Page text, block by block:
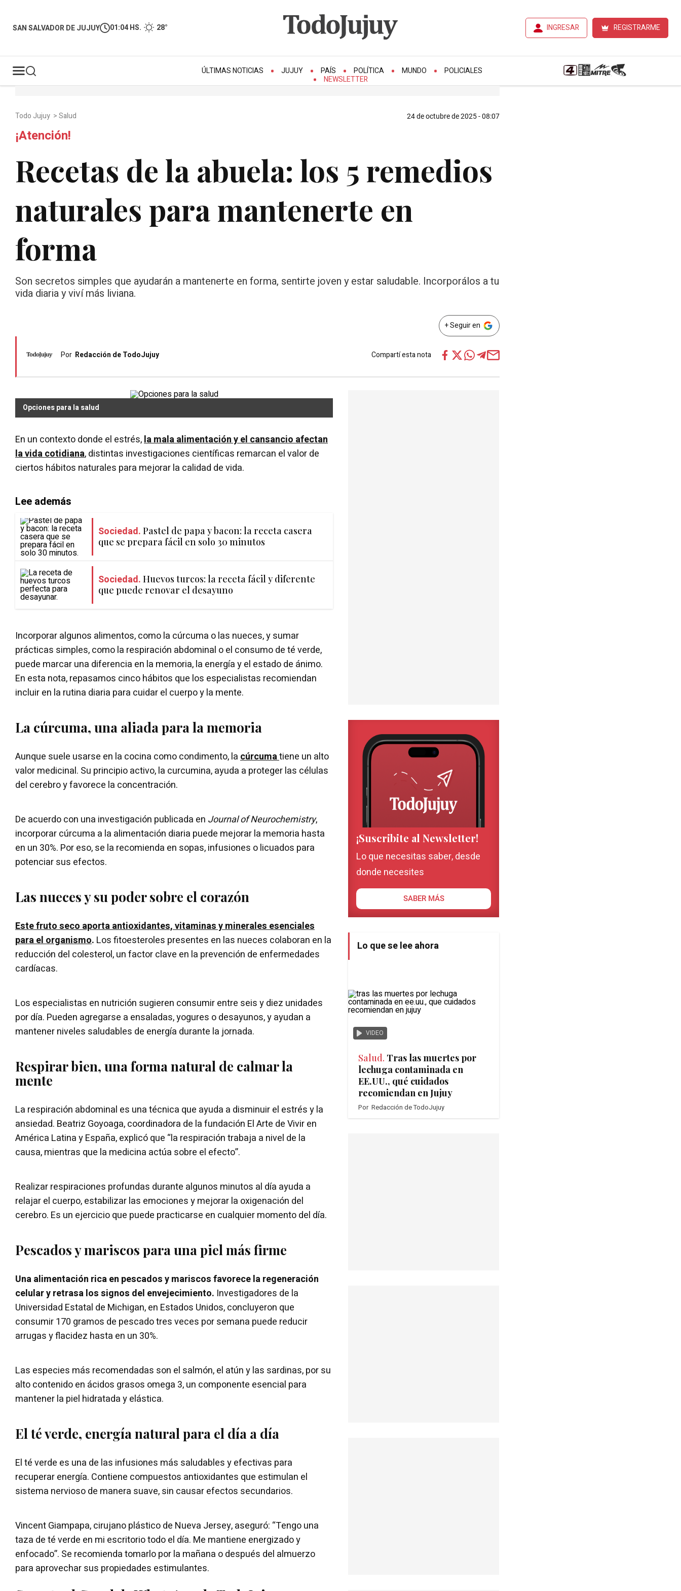
SAN SALVADOR DE JUJUY 01:04 HS. 28° INGRESAR REGISTRARME
ÚLTIMAS NOTICIAS JUJUY PAÍS POLÍTICA MUNDO
POLICIALES
NEWSLETTER
Todo Jujuy >Salud 24 de octubre de 2025 - 08:07
¡Atención!
Recetas de la abuela: los 5 remedios
naturales para mantenerte en
forma
Son secretos simples que ayudarán a mantenerte en forma, sentirte joven y estar saludable. Incorporálos a tu
vida diaria y viví más liviana.
+ Seguir en
Por Redacción de TodoJujuy Compartí esta nota
Opciones para la salud
En un contexto donde el estrés,la mala alimentación y el cansancio afectan
la vida cotidiana, distintas investigaciones científicas remarcan el valor de
ciertos hábitos naturales para mejorar la calidad de vida.
Lee además
Sociedad. Pastel de papa y bacon: la receta casera
que se prepara fácil en solo 30 minutos
Sociedad. Huevos turcos: la receta fácil y diferente
que puede renovar el desayuno
Incorporar algunos alimentos, como la cúrcuma o las nueces, y sumar
prácticas simples, como la respiración abdominal o el consumo de té verde,
puede marcar una diferencia en la memoria, la energía y el estado de ánimo.
En esta nota, repasamos cinco hábitos que los especialistas recomiendan
incluir en la rutina diaria para cuidar el cuerpo y la mente.
La cúrcuma, una aliada para la memoria
Aunque suele usarse en la cocina como condimento, lacúrcumatiene un alto
valor medicinal. Su principio activo, la curcumina, ayuda a proteger las células
del cerebro y favorece la concentración.
De acuerdo con una investigación publicada en Journal of Neurochemistry,
incorporar cúrcuma a la alimentación diaria puede mejorar la memoria hasta
en un 30%. Por eso, se la recomienda en sopas, infusiones o licuados para
potenciar sus efectos.
Las nueces y su poder sobre el corazón
Este fruto seco aporta antioxidantes, vitaminas y minerales esenciales
para el organismo. Los fitoesteroles presentes en las nueces colaboran en la
reducción del colesterol, un factor clave en la prevención de enfermedades
cardíacas.
Los especialistas en nutrición sugieren consumir entre seis y diez unidades
por día. Pueden agregarse a ensaladas, yogures o desayunos, y ayudan a
mantener niveles saludables de energía durante la jornada.
Respirar bien, una forma natural de calmar la
mente
La respiración abdominal es una técnica que ayuda a disminuir el estrés y la
ansiedad. Beatriz Goyoaga, coordinadora de la fundación El Arte de Vivir en
América Latina y España, explicó que “la respiración trabaja a nivel de la
causa, mientras que la medicina actúa sobre el efecto”.
Realizar respiraciones profundas durante algunos minutos al día ayuda a
relajar el cuerpo, estabilizar las emociones y mejorar la oxigenación del
cerebro. Es un ejercicio que puede practicarse en cualquier momento del día.
Pescados y mariscos para una piel más firme
Una alimentación rica en pescados y mariscos favorece la regeneración
celular y retrasa los signos del envejecimiento. Investigadores de la
Universidad Estatal de Michigan, en Estados Unidos, concluyeron que
consumir 170 gramos de pescado tres veces por semana puede reducir
arrugas y flacidez hasta en un 30%.
Las especies más recomendadas son el salmón, el atún y las sardinas, por su
alto contenido en ácidos grasos omega 3, un componente esencial para
mantener la piel hidratada y elástica.
El té verde, energía natural para el día a día
El té verde es una de las infusiones más saludables y efectivas para
recuperar energía. Contiene compuestos antioxidantes que estimulan el
sistema nervioso de manera suave, sin causar efectos secundarios.
Vincent Giampapa, cirujano plástico de Nueva Jersey, aseguró: “Tengo una
taza de té verde en mi escritorio todo el día. Me mantiene energizado y
enfocado”. Se recomienda tomarlo por la mañana o después del almuerzo
para aprovechar sus propiedades estimulantes.
¡Suscribite al Newsletter!
Lo que necesitas saber, desde
donde necesites
SABER MÁS
Lo que se lee ahora
VIDEO
Salud. Tras las muertes por
lechuga contaminada en
EE.UU., qué cuidados
recomiendan en Jujuy
Por Redacción de TodoJujuy